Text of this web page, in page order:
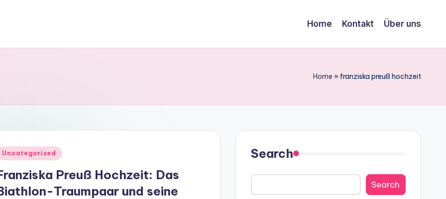
Home Kontakt Über uns
Home » franziska preuß hochzeit
Uncategorized
Preuß Hochzeit: Das
Traumpaar und seine
Search
Search